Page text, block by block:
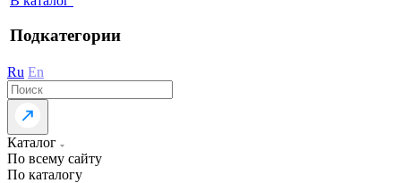
Подкатегории
Ru En
Каталог
По всему сайту
По каталогу